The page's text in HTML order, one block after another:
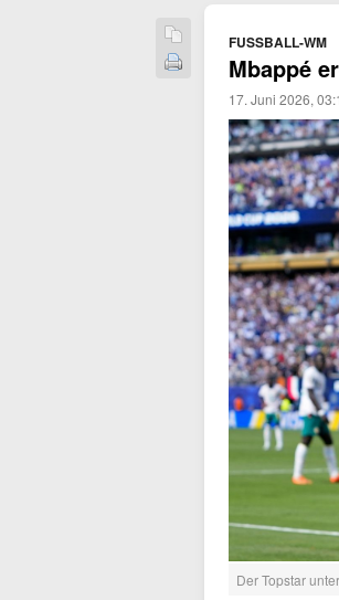
FUSSBALL-WM
Mbappé
17. Juni 2026,
Der Topstar